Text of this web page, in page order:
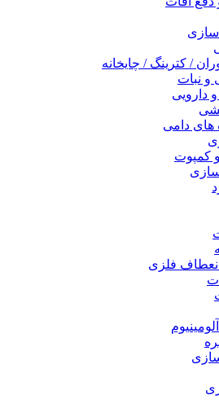
سازی
/ کترینگ / چایخانه
و نبات
دارویی
های دامی
کمپوت
سازی
انعطاف فلزی